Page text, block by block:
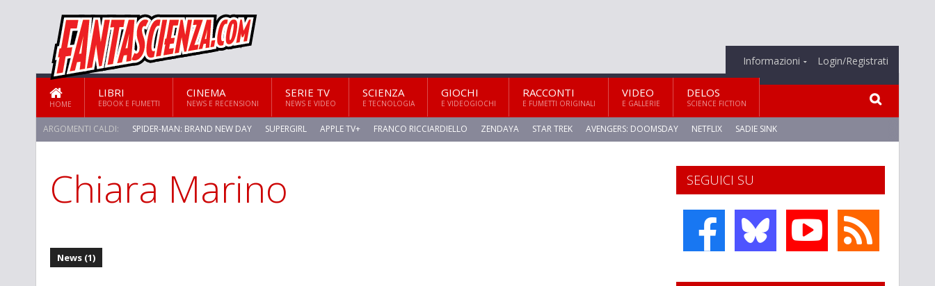
Informazioni Login/Registrati
HOME
LIBRI
EBOOK E FUMETTI
CINEMA
NEWS E RECENSIONI
SERIE TV
NEWS E VIDEO
SCIENZA
E TECNOLOGIA
GIOCHI
E VIDEOGIOCHI
RACCONTI
E FUMETTI ORIGINALI
VIDEO
E GALLERIE
DELOS
SCIENCE FICTION
ARGOMENTI CALDI: SPIDER-MAN: BRAND NEW DAY SUPERGIRL APPLE TV+ FRANCO RICCIARDIELLO ZENDAYA STAR TREK AVENGERS: DOOMSDAY NETFLIX SADIE SINK
STAR TREK: STRANGE NEW WORLDS
Chiara Marino
News (1)
SEGUICI SU